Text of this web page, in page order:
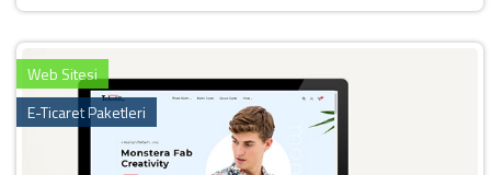
Web Sitesi
E-Ticaret Paketleri